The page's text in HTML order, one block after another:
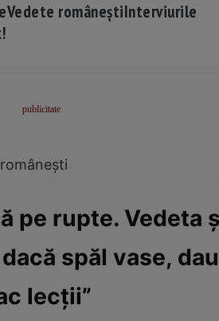
Vedete româneștiInterviurile
pe rupte. Vedeta
spăl vase,
lecții”